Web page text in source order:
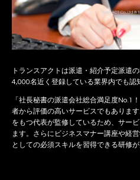
トランスアクトは派遣・紹介予定派遣
4,000名近く登録している業界内でも認
「社長秘書の派遣会社総合満足度No.1
者から評価の高いサービスでもありま
をもつ代表が監修しているため、サー
ます。さらにビジネスマナー講座や経
としての必須スキルを習得できる研修